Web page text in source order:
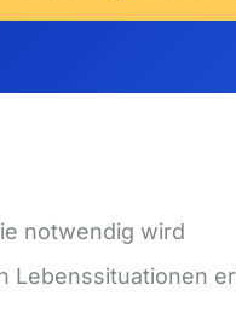
notwendig wird
Lebenssituationen